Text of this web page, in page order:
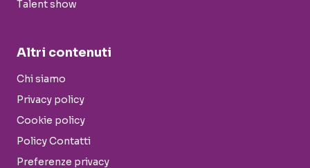
Talent show
Altri contenuti
Chi siamo
Privacy policy
Cookie policy
Policy Contatti
Preferenze privacy